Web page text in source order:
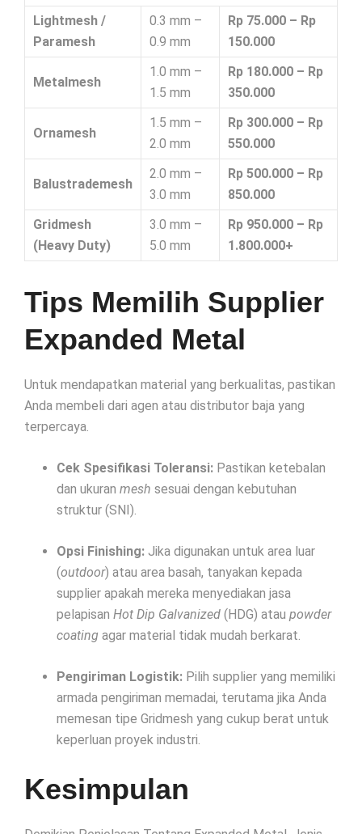
Lightmesh /
Paramesh
0.3 mm –
0.9 mm
Rp 75.000 – Rp
150.000
Metalmesh
1.0 mm –
1.5 mm
Rp 180.000 – Rp
350.000
Ornamesh
1.5 mm –
2.0 mm
Rp 300.000 – Rp
550.000
Balustrademesh
2.0 mm –
3.0 mm
Rp 500.000 – Rp
850.000
Gridmesh
(Heavy Duty)
3.0 mm –
5.0 mm
Rp 950.000 – Rp
1.800.000+
Tips Memilih Supplier
Expanded Metal
Untuk mendapatkan material yang berkualitas, pastikan
Anda membeli dari agen atau distributor baja yang
terpercaya.
Cek Spesifikasi Toleransi: Pastikan ketebalan
dan ukuran mesh sesuai dengan kebutuhan
struktur (SNI).
Opsi Finishing: Jika digunakan untuk area luar
(outdoor) atau area basah, tanyakan kepada
supplier apakah mereka menyediakan jasa
pelapisan Hot Dip Galvanized (HDG) atau powder
coating agar material tidak mudah berkarat.
Pengiriman Logistik: Pilih supplier yang memiliki
armada pengiriman memadai, terutama jika Anda
memesan tipe Gridmesh yang cukup berat untuk
keperluan proyek industri.
Kesimpulan